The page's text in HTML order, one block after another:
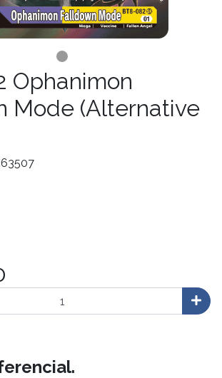
Ophanimon
Mode (Alternative